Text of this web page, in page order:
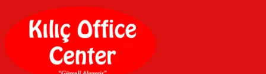
Geniş Ürün Yelpazesi:Temel kırtasiye malzemelerinden teknik
ofis gereçlerine kadar, iş hayatınızda ihtiyaç duyduğunuz her
şeyi tek bir çatı altında, en uygun fiyat avantajlarıyla bulmanızı
sağlıyoruz.